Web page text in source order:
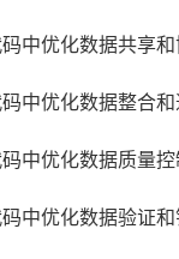
中优化数据共享
中优化数据整合
中优化数据质量
中优化数据验证